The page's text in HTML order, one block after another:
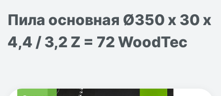
Пила основная Ø350 х 30 х
4,4 / 3,2 Z = 72 WoodTec